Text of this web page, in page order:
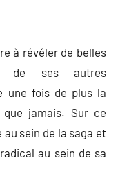
à révéler de belles
de ses autres
une fois de plus la
jamais. Sur ce
sein de la saga et
au sein de sa